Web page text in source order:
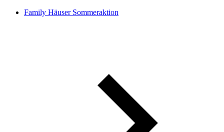
Family Häuser Sommeraktion